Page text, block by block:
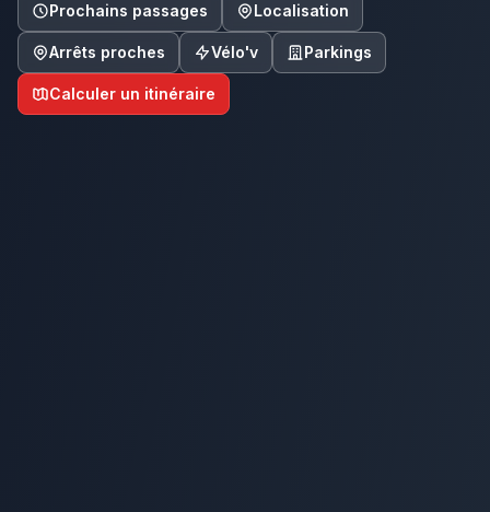
Prochains passages Localisation
Arrêts proches Vélo'v Parkings
Calculer un itinéraire